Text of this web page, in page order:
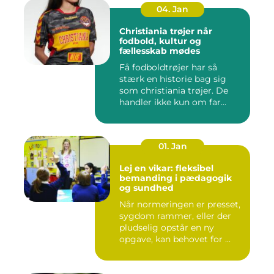
04. Jan
Christiania trøjer når
fodbold, kultur og
fællesskab mødes
Få fodboldtrøjer har så
stærk en historie bag sig
som christiania trøjer. De
handler ikke kun om far...
01. Jan
Lej en vikar: fleksibel
bemanding i pædagogik
og sundhed
Når normeringen er presset,
sygdom rammer, eller der
pludselig opstår en ny
opgave, kan behovet for ...